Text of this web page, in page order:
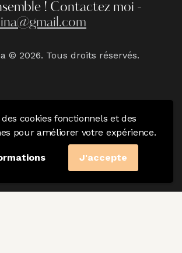
cookies fonctionnels et des
pour améliorer votre expérience.
J'accepte
! Contactez moi -
© 2026. Tous droits réservés.
|Politique de confidentialité & CGV